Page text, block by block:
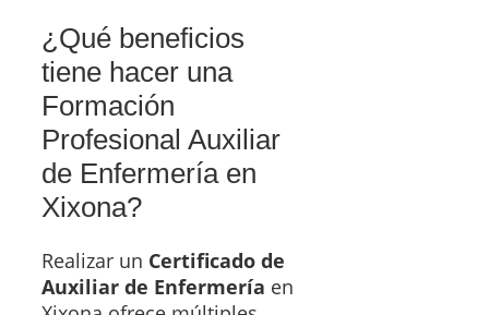
¿Qué beneficios
tiene hacer una
Formación
Profesional Auxiliar
de Enfermería en
Xixona?
Realizar un Certificado de
Auxiliar de Enfermería en